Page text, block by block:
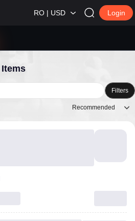
RO | USD Login
Filters
Recommended